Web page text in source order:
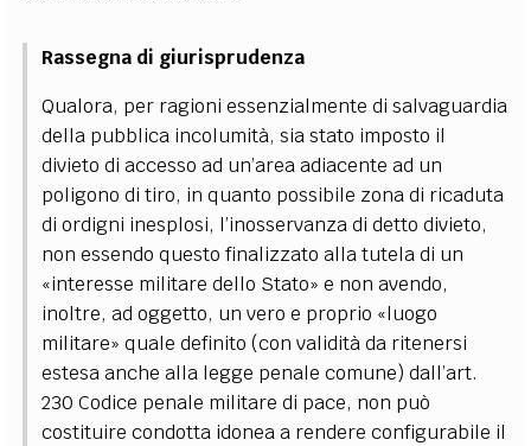
Rassegna di giurisprudenza
Qualora, per ragioni essenzialmente di salvaguardia
della pubblica incolumità, sia stato imposto il
divieto di accesso ad un’area adiacente ad un
poligono di tiro, in quanto possibile zona di ricaduta
di ordigni inesplosi, l’inosservanza di detto divieto,
non essendo questo finalizzato alla tutela di un
«interesse militare dello Stato» e non avendo,
inoltre, ad oggetto, un vero e proprio «luogo
militare» quale definito (con validità da ritenersi
estesa anche alla legge penale comune) dall’art.
230 Codice penale militare di pace, non può
costituire condotta idonea a rendere configurabile il